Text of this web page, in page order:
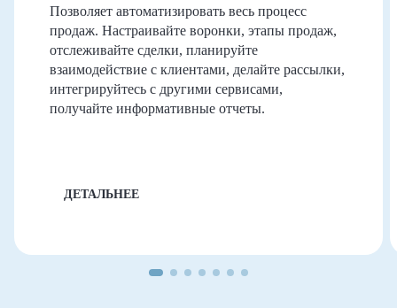
Позволяет автоматизировать весь процесс
продаж. Настраивайте воронки, этапы продаж,
отслеживайте сделки, планируйте
взаимодействие с клиентами, делайте рассылки,
интегрируйтесь с другими сервисами,
получайте информативные отчеты.
ДЕТАЛЬНЕЕ